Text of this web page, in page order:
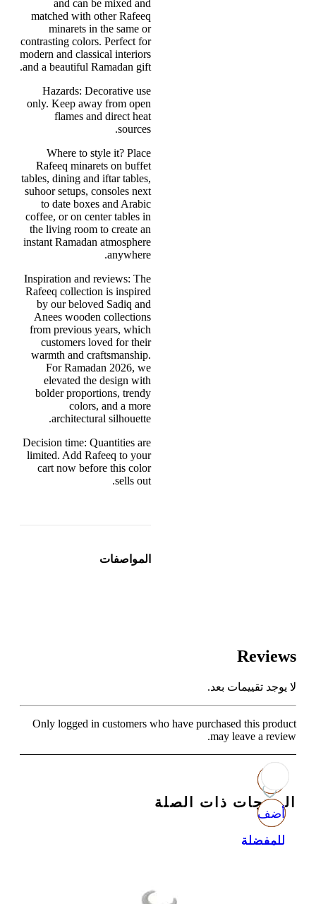
and can be mixed and
matched with other Rafeeq
minarets in the same or
contrasting colors. Perfect for
modern and classical interiors
and a beautiful Ramadan gift.
Hazards: Decorative use
only. Keep away from open
flames and direct heat
sources.
Where to style it? Place
Rafeeq minarets on buffet
tables, dining and iftar tables,
suhoor setups, consoles next
to date boxes and Arabic
coffee, or on center tables in
the living room to create an
instant Ramadan atmosphere
anywhere.
Inspiration and reviews: The
Rafeeq collection is inspired
by our beloved Sadiq and
Anees wooden collections
from previous years, which
customers loved for their
warmth and craftsmanship.
For Ramadan 2026, we
elevated the design with
bolder proportions, trendy
colors, and a more
architectural silhouette.
Decision time: Quantities are
limited. Add Rafeeq to your
cart now before this color
sells out.
المواصفات
Reviews
لا يوجد تقييمات بعد.
Only logged in customers who have purchased this product
may leave a review.
المنتجات ذات الصلة
أضف
للمفضلة
أضف
للمفضلة
أضف
للمفضلة
أضف
للمفضلة